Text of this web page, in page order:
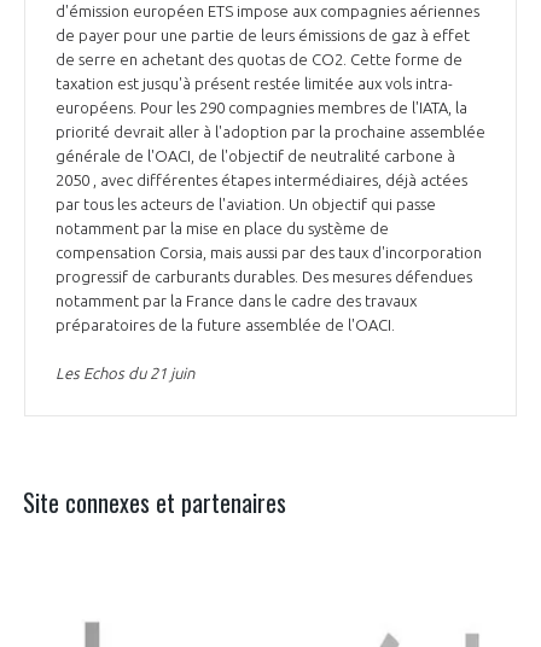
d'émission européen ETS impose aux compagnies aériennes
de payer pour une partie de leurs émissions de gaz à effet
de serre en achetant des quotas de CO2. Cette forme de
taxation est jusqu'à présent restée limitée aux vols intra-
européens. Pour les 290 compagnies membres de l'IATA, la
priorité devrait aller à l'adoption par la prochaine assemblée
générale de l'OACI, de l'objectif de neutralité carbone à
2050 , avec différentes étapes intermédiaires, déjà actées
par tous les acteurs de l'aviation. Un objectif qui passe
notamment par la mise en place du système de
compensation Corsia, mais aussi par des taux d'incorporation
progressif de carburants durables. Des mesures défendues
notamment par la France dans le cadre des travaux
préparatoires de la future assemblée de l'OACI.
Les Echos du 21 juin
Site connexes et partenaires